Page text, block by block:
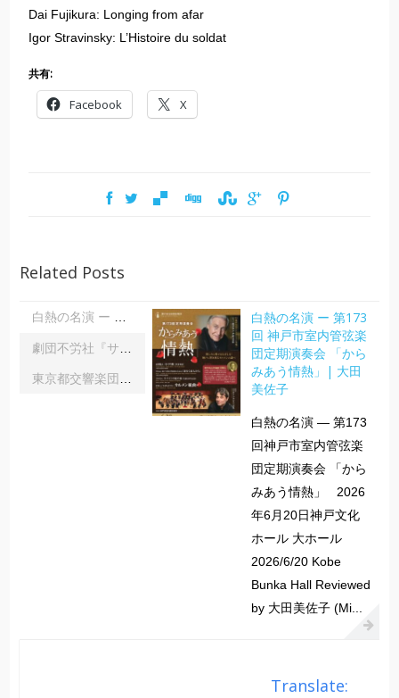
Dai Fujikura: Longing from afar
Igor Stravinsky: L’Histoire du soldat
共有:
Facebook X
Related Posts
白熱の名演 ー 第173回 神戸市室内管弦楽団定期演奏会 「からみあう情熱」| 大田美佐子
白熱の名演 ー 第173
回 神戸市室内管弦楽
団定期演奏会 「から
みあう情熱」| 大田
美佐子
白熱の名演 ― 第173
回神戸市室内管弦楽
団定期演奏会 「から
みあう情熱」 2026
年6月20日神戸文化
ホール 大ホール
2026/6/20 Kobe
Bunka Hall Reviewed
by 大田美佐子 (Mi...
Translate: